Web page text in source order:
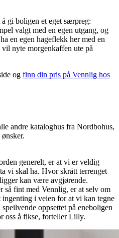
gi boligen et eget særpreg:
valgt med en egen utgang, og
en egen hageflekk her med en
nyte morgenkaffen ute på
og finn din pris på Vennlig hos
andre kataloghus fra Nordbohus,
generelt, er at vi er veldig
vi skal ha. Hvor skrått terrenget
kan være avgjørende.
så fint med Vennlig, er at selv om
ingenting i veien for at vi kan tegne
oppsettet på eneboligen
oss å fikse, forteller Lilly.